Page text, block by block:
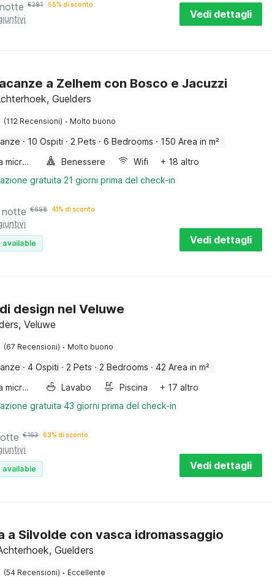
€291 55% di sconto
Vedi dettagli
a Zelhem con Bosco e Jacuzzi
Guelders
(112 Recensioni) · Molto buono
· 10 Ospiti · 2 Pets · 6 Bedrooms · 150 Area in m²
Forno a microonde combinato
Benessere Wifi
+ 18 altro
gratuita 21 giorni prima del check-in
notte €698 41% di sconto
available Vedi dettagli
design nel Veluwe
Veluwe
(67 Recensioni) · Molto buono
· 4 Ospiti · 2 Pets · 2 Bedrooms · 42 Area in m²
Forno a microonde combinato
Lavabo Piscina
+ 17 altro
gratuita 43 giorni prima del check-in
€163 63% di sconto
available Vedi dettagli
a Silvolde con vasca idromassaggio
Guelders
(54 Recensioni) · Eccellente